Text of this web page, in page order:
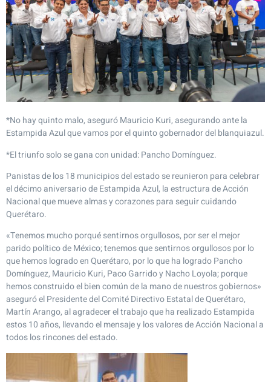
*No hay quinto malo, aseguró Mauricio Kuri, asegurando ante la
Estampida Azul que vamos por el quinto gobernador del blanquiazul.
*El triunfo solo se gana con unidad: Pancho Domínguez.
Panistas de los 18 municipios del estado se reunieron para celebrar
el décimo aniversario de Estampida Azul, la estructura de Acción
Nacional que mueve almas y corazones para seguir cuidando
Querétaro.
«Tenemos mucho porqué sentirnos orgullosos, por ser el mejor
parido político de México; tenemos que sentirnos orgullosos por lo
que hemos logrado en Querétaro, por lo que ha logrado Pancho
Domínguez, Mauricio Kuri, Paco Garrido y Nacho Loyola; porque
hemos construido el bien común de la mano de nuestros gobiernos»
aseguró el Presidente del Comité Directivo Estatal de Querétaro,
Martín Arango, al agradecer el trabajo que ha realizado Estampida
estos 10 años, llevando el mensaje y los valores de Acción Nacional a
todos los rincones del estado.